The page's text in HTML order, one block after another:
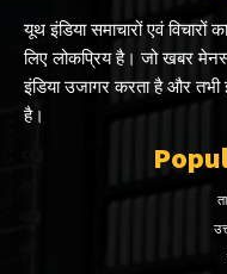
यूथ इंडिया समाचारों एवं
लिए लोकप्रिय है। जो खबर
इंडिया उजागर करता है और
है।